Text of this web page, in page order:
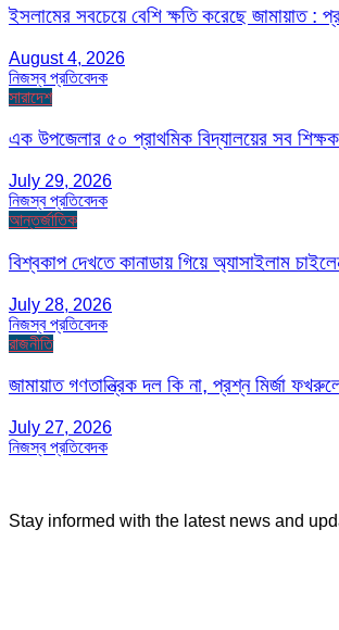
ইসলামের সবচেয়ে বেশি ক্ষতি করেছে জামায়াত :
August 4, 2026
নিজস্ব প্রতিবেদক
সারাদেশ
এক উপজেলার ৫০ প্রাথমিক বিদ্যালয়ের সব
July 29, 2026
নিজস্ব প্রতিবেদক
আন্তর্জাতিক
বিশ্বকাপ দেখতে কানাডায় গিয়ে অ্যাসাইলাম
July 28, 2026
নিজস্ব প্রতিবেদক
রাজনীতি
জামায়াত গণতান্ত্রিক দল কি না, প্রশ্ন মির্জা
July 27, 2026
নিজস্ব প্রতিবেদক
Stay informed with the latest news and